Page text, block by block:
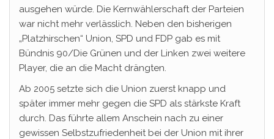
ausgehen würde. Die Kernwählerschaft der Parteien
war nicht mehr verlässlich. Neben den bisherigen
„Platzhirschen“ Union, SPD und FDP gab es mit
Bündnis 90/Die Grünen und der Linken zwei weitere
Player, die an die Macht drängten.
Ab 2005 setzte sich die Union zuerst knapp und
später immer mehr gegen die SPD als stärkste Kraft
durch. Das führte allem Anschein nach zu einer
gewissen Selbstzufriedenheit bei der Union mit ihrer